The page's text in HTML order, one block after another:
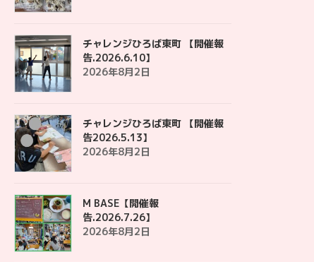
チャレンジひろば東町 【開催報
告.2026.6.10】
2026年8月2日
チャレンジひろば東町 【開催報
告2026.5.13】
2026年8月2日
M BASE【開催報
告.2026.7.26】
2026年8月2日